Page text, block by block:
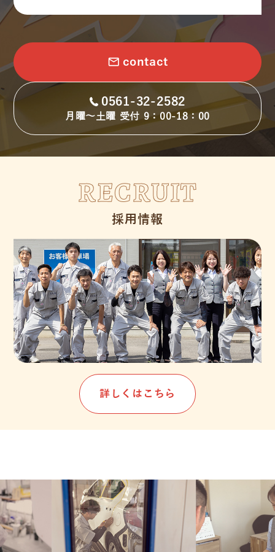
0561-32-2582
月曜～土曜 受付 9：00-18：00
email contact
RECRUIT
採用情報
詳しくはこちら